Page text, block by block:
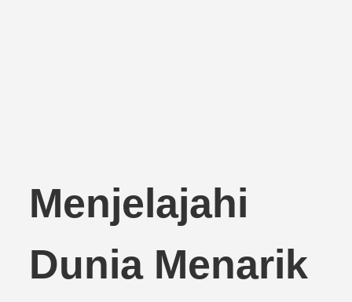
Menjelajahi
Dunia Menarik